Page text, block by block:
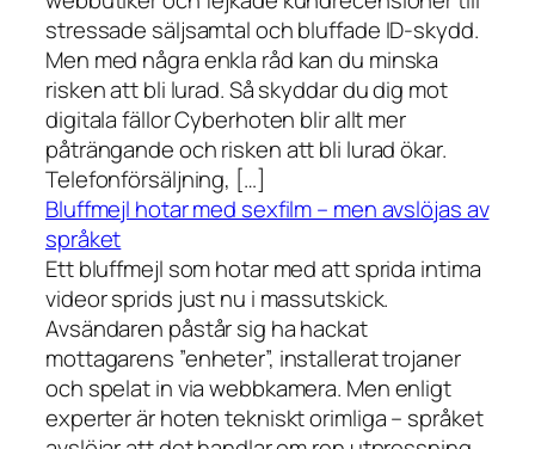
stressade säljsamtal och bluffade ID-skydd.
Men med några enkla råd kan du minska
risken att bli lurad. Så skyddar du dig mot
digitala fällor Cyberhoten blir allt mer
påträngande och risken att bli lurad ökar.
Telefonförsäljning, […]
Bluffmejl hotar med sexfilm – men avslöjas av
språket
Ett bluffmejl som hotar med att sprida intima
videor sprids just nu i massutskick.
Avsändaren påstår sig ha hackat
mottagarens ”enheter”, installerat trojaner
och spelat in via webbkamera. Men enligt
experter är hoten tekniskt orimliga – språket